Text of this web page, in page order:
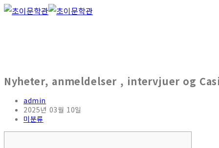
Nyheter, anmeldelser , intervjuer og
admin
2025년 03월 10일
미분류